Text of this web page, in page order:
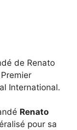
de Renato
International.
Renato
pour sa